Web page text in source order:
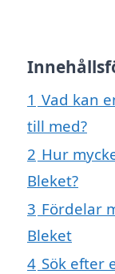
1 Vad kan
till med?
2 Hur
Bleket?
3 Fördelar
Bleket
4 Sök efter